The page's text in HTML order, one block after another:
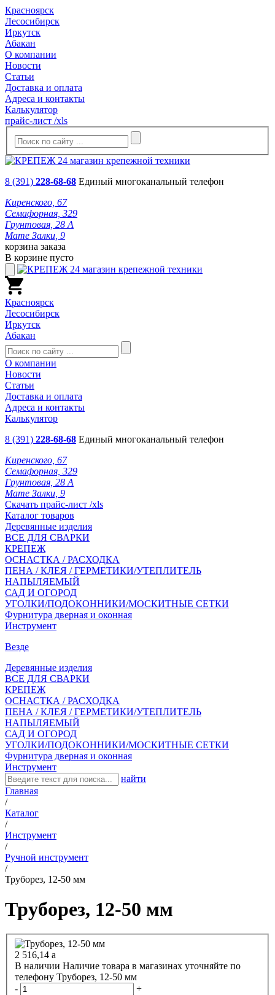
Красноярск
Лесосибирск
Иркутск
Абакан
О компании
Новости
Статьи
Доставка и оплата
Адреса и контакты
Калькулятор
прайс-лист /xls
8 (391) 228-68-68 Единый многоканальный телефон
Киренского, 67
Семафорная, 329
Грунтовая, 28 А
Мате Залки, 9
корзина заказа
В корзине пусто
Красноярск
Лесосибирск
Иркутск
Абакан
О компании
Новости
Статьи
Доставка и оплата
Адреса и контакты
Калькулятор
8 (391) 228-68-68 Единый многоканальный телефон
Киренского, 67
Семафорная, 329
Грунтовая, 28 А
Мате Залки, 9
Скачать прайс-лист /xls
Каталог товаров
Деревянные изделия
ВСЕ ДЛЯ СВАРКИ
КРЕПЕЖ
ОСНАСТКА / РАСХОДКА
ПЕНА / КЛЕЯ / ГЕРМЕТИКИ/УТЕПЛИТЕЛЬ
НАПЫЛЯЕМЫЙ
САД И ОГОРОД
УГОЛКИ/ПОДОКОННИКИ/МОСКИТНЫЕ СЕТКИ
Фурнитура дверная и оконная
Инструмент
Везде
Деревянные изделия
ВСЕ ДЛЯ СВАРКИ
КРЕПЕЖ
ОСНАСТКА / РАСХОДКА
ПЕНА / КЛЕЯ / ГЕРМЕТИКИ/УТЕПЛИТЕЛЬ
НАПЫЛЯЕМЫЙ
САД И ОГОРОД
УГОЛКИ/ПОДОКОННИКИ/МОСКИТНЫЕ СЕТКИ
Фурнитура дверная и оконная
Инструмент
найти
Главная
/
Каталог
/
Инструмент
/
Ручной инструмент
/
Труборез, 12-50 мм
Труборез, 12-50 мм
2 516,14 a
В наличии Наличие товара в магазинах уточняйте по
телефону Труборез, 12-50 мм
-
+